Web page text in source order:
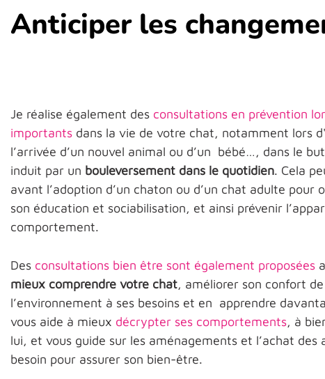
Anticiper les
Je réalise également des consultations en prévention
importants dans la vie de votre chat, notamment lors
l’arrivée d’un nouvel animal ou d’un bébé…, dans le
induit par un bouleversement dans le quotidien. Cela
avant l’adoption d’un chaton ou d’un chat adulte pour
son éducation et sociabilisation, et ainsi prévenir
comportement.
Des consultations bien être sont également proposées
mieux comprendre votre chat, améliorer son confort
l’environnement à ses besoins et en apprendre
vous aide à mieux décrypter ses comportements, à
lui, et vous guide sur les aménagements et l’achat des
besoin pour assurer son bien-être.